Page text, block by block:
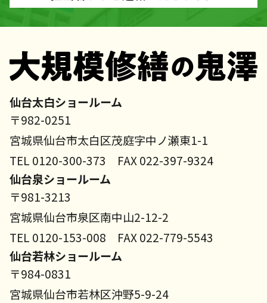
仙台太白ショールーム
〒982-0251
宮城県仙台市太白区茂庭字中ノ瀬東1-1
TEL 0120-300-373 FAX 022-397-9324
仙台泉ショールーム
〒981-3213
宮城県仙台市泉区南中山2-12-2
TEL 0120-153-008 FAX 022-779-5543
仙台若林ショールーム
〒984-0831
宮城県仙台市若林区沖野5-9-24